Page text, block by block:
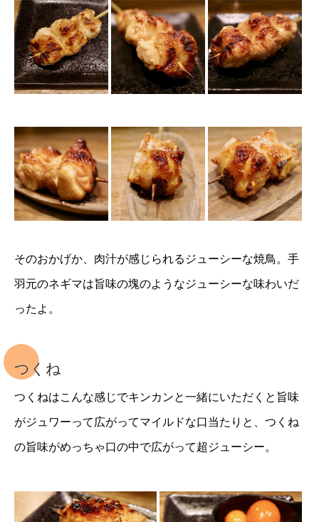
そのおかげか、肉汁が感じられるジューシーな焼鳥。手
羽元のネギマは旨味の塊のようなジューシーな味わいだ
ったよ。
つくね
つくねはこんな感じでキンカンと一緒にいただくと旨味
がジュワーって広がってマイルドな口当たりと、つくね
の旨味がめっちゃ口の中で広がって超ジューシー。